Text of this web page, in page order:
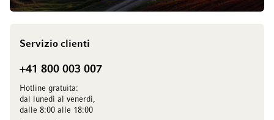
Servizio clienti
+41 800 003 007
Hotline gratuita:
dal lunedì al venerdì,
dalle 8:00 alle 18:00